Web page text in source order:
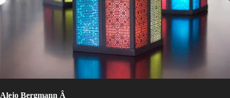
Alejo Bergmann Â